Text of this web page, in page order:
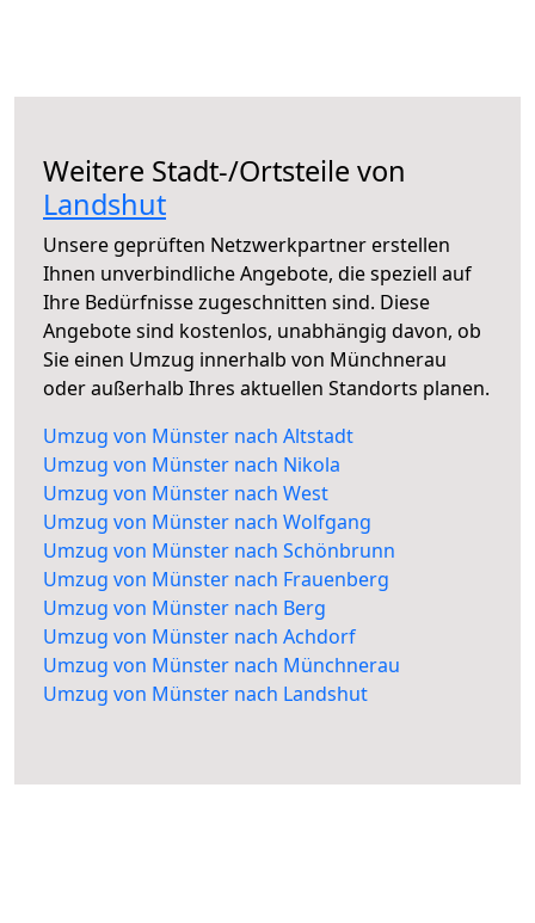
Weitere Stadt-/Ortsteile von
Landshut
Unsere geprüften Netzwerkpartner erstellen
Ihnen unverbindliche Angebote, die speziell auf
Ihre Bedürfnisse zugeschnitten sind. Diese
Angebote sind kostenlos, unabhängig davon, ob
Sie einen Umzug innerhalb von Münchnerau
oder außerhalb Ihres aktuellen Standorts planen.
Umzug von Münster nach Altstadt
Umzug von Münster nach Nikola
Umzug von Münster nach West
Umzug von Münster nach Wolfgang
Umzug von Münster nach Schönbrunn
Umzug von Münster nach Frauenberg
Umzug von Münster nach Berg
Umzug von Münster nach Achdorf
Umzug von Münster nach Münchnerau
Umzug von Münster nach Landshut